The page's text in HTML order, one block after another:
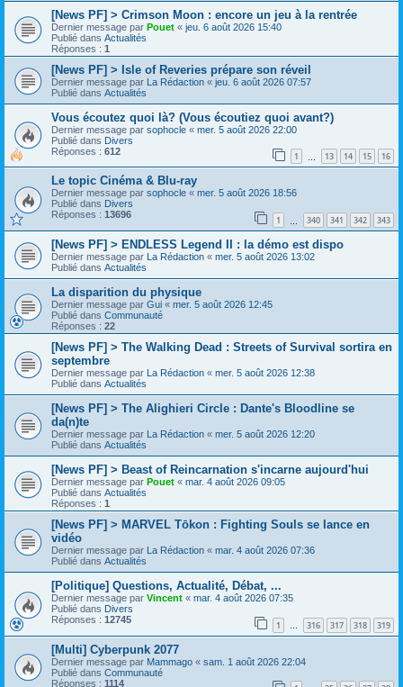
[News PF] > Crimson Moon : encore un jeu à la rentrée
Dernier message par Pouet « jeu. 6 août 2026 15:40
Publié dans Actualités
Réponses : 1
[News PF] > Isle of Reveries prépare son réveil
Dernier message par La Rédaction « jeu. 6 août 2026 07:57
Publié dans Actualités
Vous écoutez quoi là? (Vous écoutiez quoi avant?)
Dernier message par sophocle « mer. 5 août 2026 22:00
Publié dans Divers
Réponses : 612 1 13 14 15 16
Le topic Cinéma & Blu-ray
Dernier message par sophocle « mer. 5 août 2026 18:56
Publié dans Divers
Réponses : 13696 1 340 341 342 343
[News PF] > ENDLESS Legend II : la démo est dispo
Dernier message par La Rédaction « mer. 5 août 2026 13:02
Publié dans Actualités
La disparition du physique
Dernier message par Gui « mer. 5 août 2026 12:45
Publié dans Communauté
Réponses : 22
[News PF] > The Walking Dead : Streets of Survival sortira en
septembre
Dernier message par La Rédaction « mer. 5 août 2026 12:38
Publié dans Actualités
[News PF] > The Alighieri Circle : Dante's Bloodline se
da(n)te
Dernier message par La Rédaction « mer. 5 août 2026 12:20
Publié dans Actualités
[News PF] > Beast of Reincarnation s'incarne aujourd'hui
Dernier message par Pouet « mar. 4 août 2026 09:05
Publié dans Actualités
Réponses : 1
[News PF] > MARVEL Tōkon : Fighting Souls se lance en
vidéo
Dernier message par La Rédaction « mar. 4 août 2026 07:36
Publié dans Actualités
[Politique] Questions, Actualité, Débat, ...
Dernier message par Vincent « mar. 4 août 2026 07:35
Publié dans Divers
Réponses : 12745 1 … 316 317 318 319
[Multi] Cyberpunk 2077
Dernier message par Mammago « sam. 1 août 2026 22:04
Publié dans Communauté
Réponses : 1114